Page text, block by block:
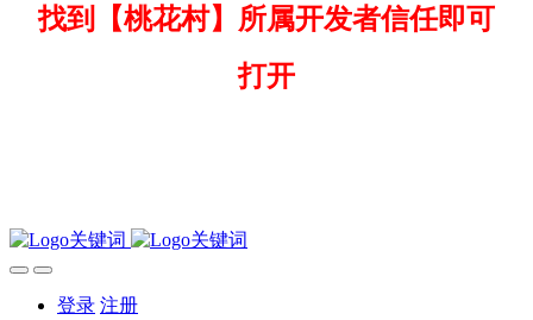
找到
【桃花村】所属开发者信任即可
打开
登录 注册